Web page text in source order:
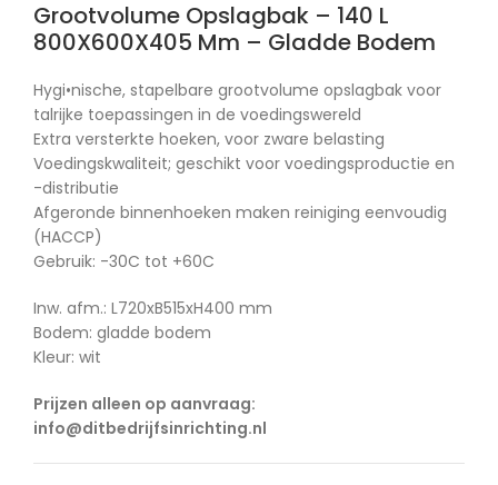
Grootvolume Opslagbak – 140 L
800X600X405 Mm – Gladde Bodem
Hygi•nische, stapelbare grootvolume opslagbak voor
talrijke toepassingen in de voedingswereld
Extra versterkte hoeken, voor zware belasting
Voedingskwaliteit; geschikt voor voedingsproductie en
-distributie
Afgeronde binnenhoeken maken reiniging eenvoudig
(HACCP)
Gebruik: -30C tot +60C
Inw. afm.: L720xB515xH400 mm
Bodem: gladde bodem
Kleur: wit
Prijzen alleen op aanvraag:
info@ditbedrijfsinrichting.nl